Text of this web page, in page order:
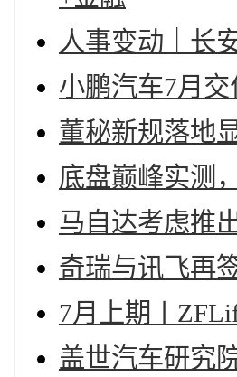
人事变动｜长
小鹏汽车7月交
董秘新规落地
底盘巅峰实测
马自达考虑推
奇瑞与讯飞再
7月上期〡
盖世汽车研究